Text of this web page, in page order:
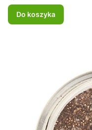
Do koszyka